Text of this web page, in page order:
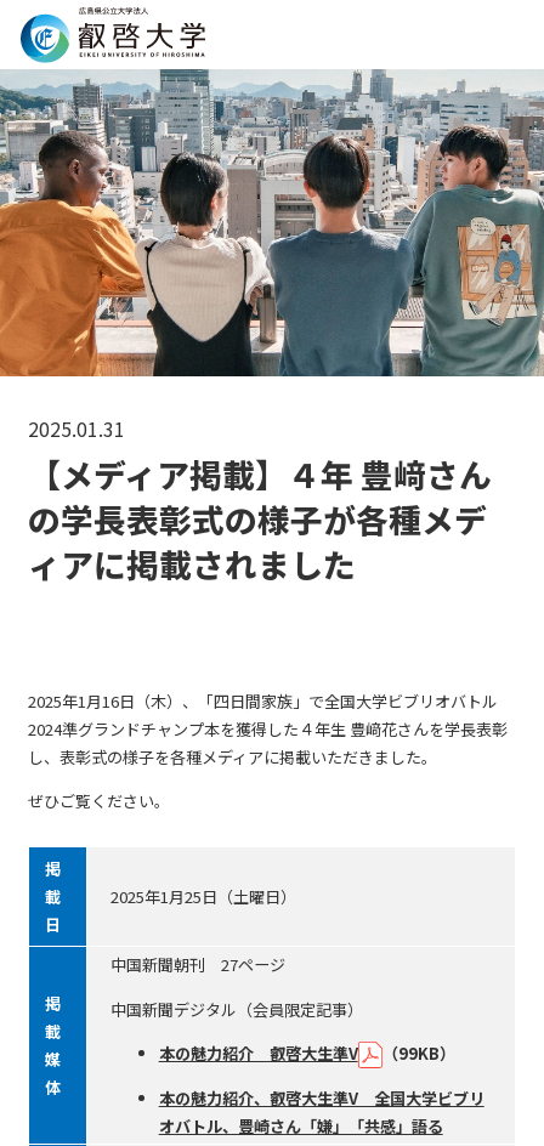
Search
2025.01.31
【メディア掲載】４年 豊﨑さん
の学長表彰式の様子が各種メデ
ィアに掲載されました
2025年1月16日（木）、「四日間家族」で全国大学ビブリオバトル
2024準グランドチャンプ本を獲得した４年生 豊﨑花さんを学長表彰
し、表彰式の様子を各種メディアに掲載いただきました。
ぜひご覧ください。
掲
載
日
2025年1月25日（土曜日）
掲
載
媒
体
中国新聞朝刊 27ページ
中国新聞デジタル（会員限定記事）
本の魅力紹介 叡啓大生準V
（99KB）
本の魅力紹介、叡啓大生準V 全国大学ビブリ
オバトル、豊崎さん「嫌」「共感」語る